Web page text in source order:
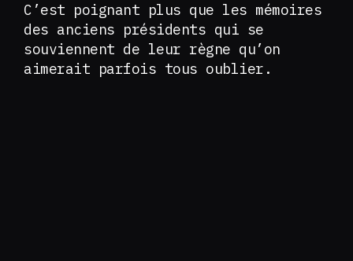
C’est poignant plus que les mémoires
des anciens présidents qui se
souviennent de leur règne qu’on
aimerait parfois tous oublier.